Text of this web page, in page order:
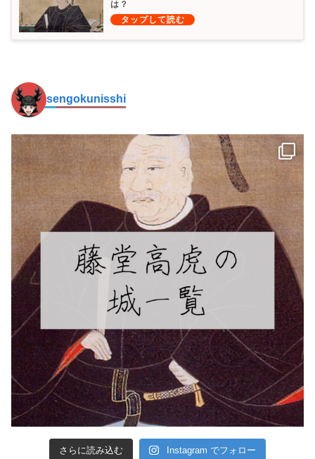
は？
sengokunisshi
さらに読み込む Instagram でフォロー